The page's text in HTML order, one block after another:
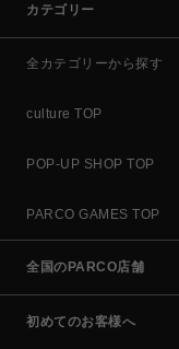
カテゴリー
全カテゴリーから探す
culture TOP
POP-UP SHOP TOP
PARCO GAMES TOP
全国のPARCO店舗
初めてのお客様へ